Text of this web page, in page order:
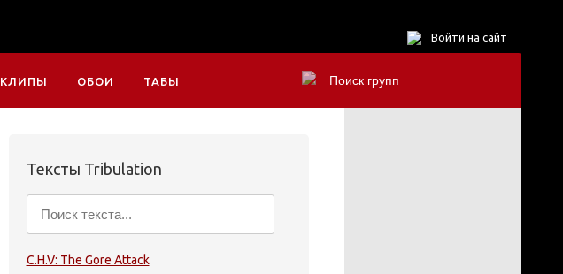
Войти на сайт
КЛИПЫ ОБОИ ТАБЫ
Тексты Tribulation
C.H.V: The Gore Attack